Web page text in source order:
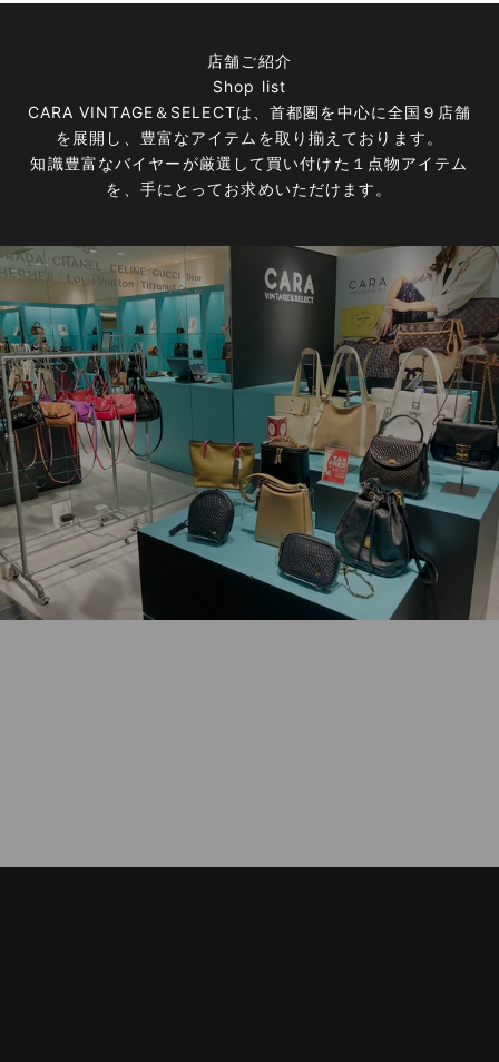
店舗ご紹介
Shop list
CARA VINTAGE＆SELECTは、首都圏を中心に全国９店舗
を展開し、豊富なアイテムを取り揃えております。
知識豊富なバイヤーが厳選して買い付けた１点物アイテム
を、手にとってお求めいただけます。